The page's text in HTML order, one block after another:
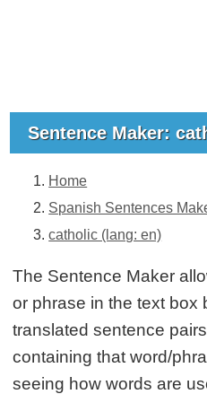
Sentence Maker:
Home
Spanish Sentences
catholic (lang: en)
The Sentence Maker
or phrase in the text box
translated sentence
containing that word/
seeing how words are